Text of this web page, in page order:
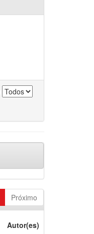
Próximo
Autor(es)